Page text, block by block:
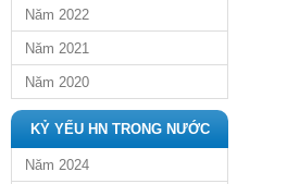
Năm 2022
Năm 2021
Năm 2020
KỶ YẾU HN TRONG NƯỚC
Năm 2024